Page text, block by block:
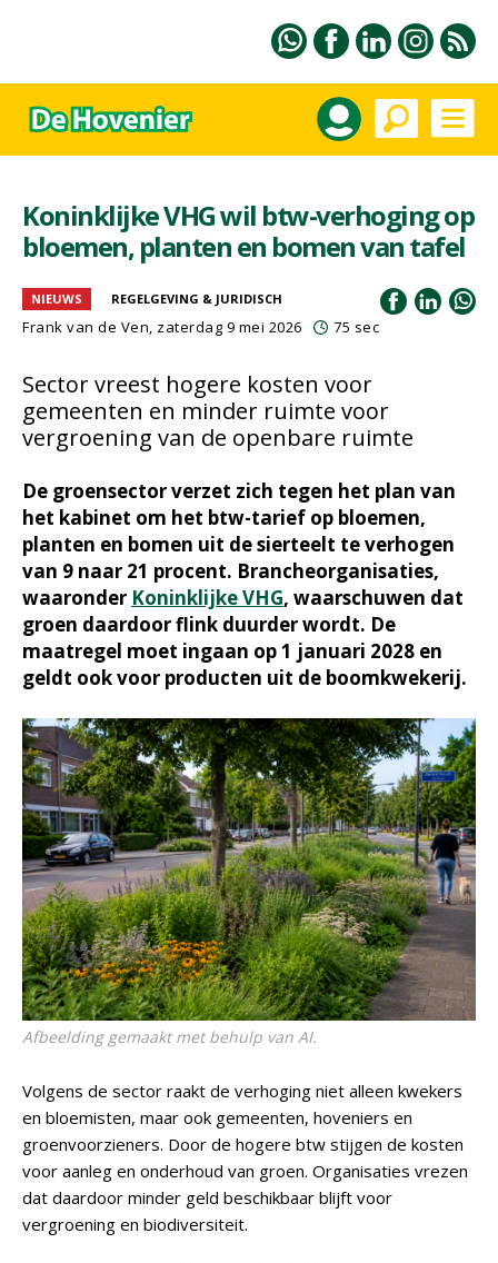
Koninklijke VHG wil btw-verhoging op
bloemen, planten en bomen van tafel
NIEUWS REGELGEVING & JURIDISCH
Frank van de Ven, zaterdag 9 mei 2026 75 sec
Sector vreest hogere kosten voor
gemeenten en minder ruimte voor
vergroening van de openbare ruimte
De groensector verzet zich tegen het plan van
het kabinet om het btw-tarief op bloemen,
planten en bomen uit de sierteelt te verhogen
van 9 naar 21 procent. Brancheorganisaties,
waaronder Koninklijke VHG, waarschuwen dat
groen daardoor flink duurder wordt. De
maatregel moet ingaan op 1 januari 2028 en
geldt ook voor producten uit de boomkwekerij.
Afbeelding gemaakt met behulp van AI.
Volgens de sector raakt de verhoging niet alleen kwekers
en bloemisten, maar ook gemeenten, hoveniers en
groenvoorzieners. Door de hogere btw stijgen de kosten
voor aanleg en onderhoud van groen. Organisaties vrezen
dat daardoor minder geld beschikbaar blijft voor
vergroening en biodiversiteit.